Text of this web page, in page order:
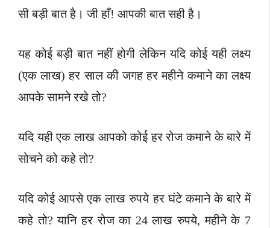
सी बड़ी बात है। जी हाँ! आपकी बात सही है।
यह कोई बड़ी बात नहीं होगी लेकिन यदि कोई यही लक्ष्य
(एक लाख) हर साल की जगह हर महीने कमाने का लक्ष्य
आपके सामने रखे तो?
यदि यही एक लाख आपको कोई हर रोज कमाने के बारे में
सोचने को कहे तो?
यदि कोई आपसे एक लाख रुपये हर घंटे कमाने के बारे में
कहे तो? यानि हर रोज का 24 लाख रुपये, महीने के 7